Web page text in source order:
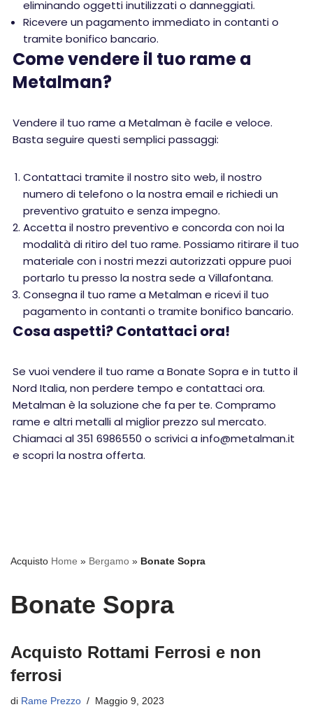
eliminando oggetti inutilizzati o danneggiati.
Ricevere un pagamento immediato in contanti o
tramite bonifico bancario.
Come vendere il tuo rame a
Metalman?
Vendere il tuo rame a Metalman è facile e veloce.
Basta seguire questi semplici passaggi:
Contattaci tramite il nostro sito web, il nostro
numero di telefono o la nostra email e richiedi un
preventivo gratuito e senza impegno.
Accetta il nostro preventivo e concorda con noi la
modalità di ritiro del tuo rame. Possiamo ritirare il tuo
materiale con i nostri mezzi autorizzati oppure puoi
portarlo tu presso la nostra sede a Villafontana.
Consegna il tuo rame a Metalman e ricevi il tuo
pagamento in contanti o tramite bonifico bancario.
Cosa aspetti? Contattaci ora!
Se vuoi vendere il tuo rame a Bonate Sopra e in tutto il
Nord Italia, non perdere tempo e contattaci ora.
Metalman è la soluzione che fa per te. Compramo
rame e altri metalli al miglior prezzo sul mercato.
Chiamaci al 351 6986550 o scrivici a info@metalman.it
e scopri la nostra offerta.
Acquisto Home » Bergamo » Bonate Sopra
Bonate Sopra
Acquisto Rottami Ferrosi e non
ferrosi
di Rame Prezzo Maggio 9, 2023